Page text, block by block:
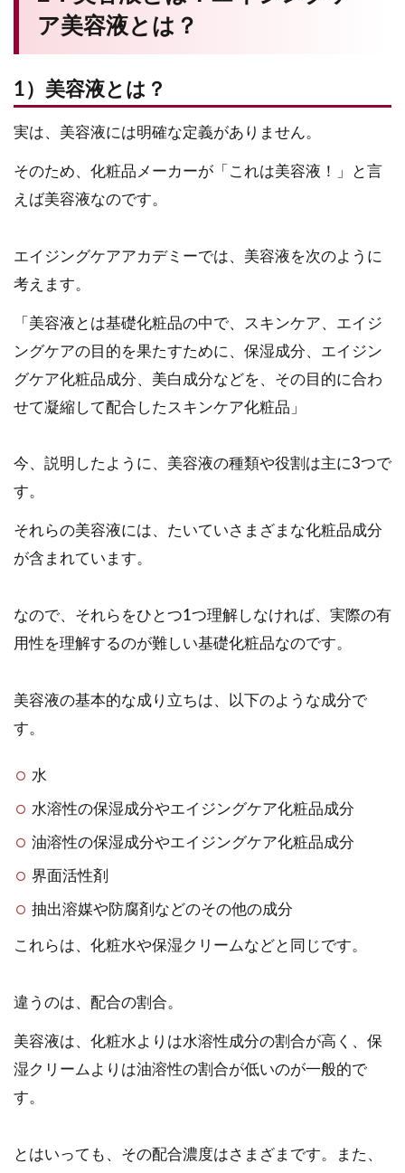
ア美容液とは？
1）美容液とは？
実は、美容液には明確な定義がありません。
そのため、化粧品メーカーが「これは美容液！」と言
えば美容液なのです。
エイジングケアアカデミーでは、美容液を次のように
考えます。
「美容液とは基礎化粧品の中で、スキンケア、エイジ
ングケアの目的を果たすために、保湿成分、エイジン
グケア化粧品成分、美白成分などを、その目的に合わ
せて凝縮して配合したスキンケア化粧品」
今、説明したように、美容液の種類や役割は主に3つで
す。
それらの美容液には、たいていさまざまな化粧品成分
が含まれています。
なので、それらをひとつ1つ理解しなければ、実際の有
用性を理解するのが難しい基礎化粧品なのです。
美容液の基本的な成り立ちは、以下のような成分で
す。
水
水溶性の保湿成分やエイジングケア化粧品成分
油溶性の保湿成分やエイジングケア化粧品成分
界面活性剤
抽出溶媒や防腐剤などのその他の成分
これらは、化粧水や保湿クリームなどと同じです。
違うのは、配合の割合。
美容液は、化粧水よりは水溶性成分の割合が高く、保
湿クリームよりは油溶性の割合が低いのが一般的で
す。
とはいっても、その配合濃度はさまざまです。また、